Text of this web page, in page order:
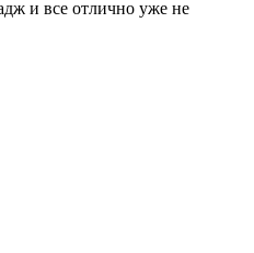
и все отлично уже не